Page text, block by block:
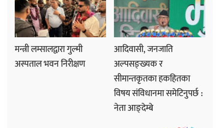
मन्त्री लम्सालद्वारा गुल्मी
अस्पताल भवन निरीक्षण
आदिवासी, जनजाति
अल्पसङ्ख्यक र
सीमान्तकृतका हकहितका
विषय संविधानमा समेटिनुपर्छ :
नेता आङ्देम्बे